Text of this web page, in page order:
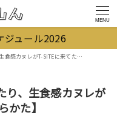
MENU
ジュール2026
T-SITEに来てたり【今週のひらかた】
り、生食感カヌレが
かた】